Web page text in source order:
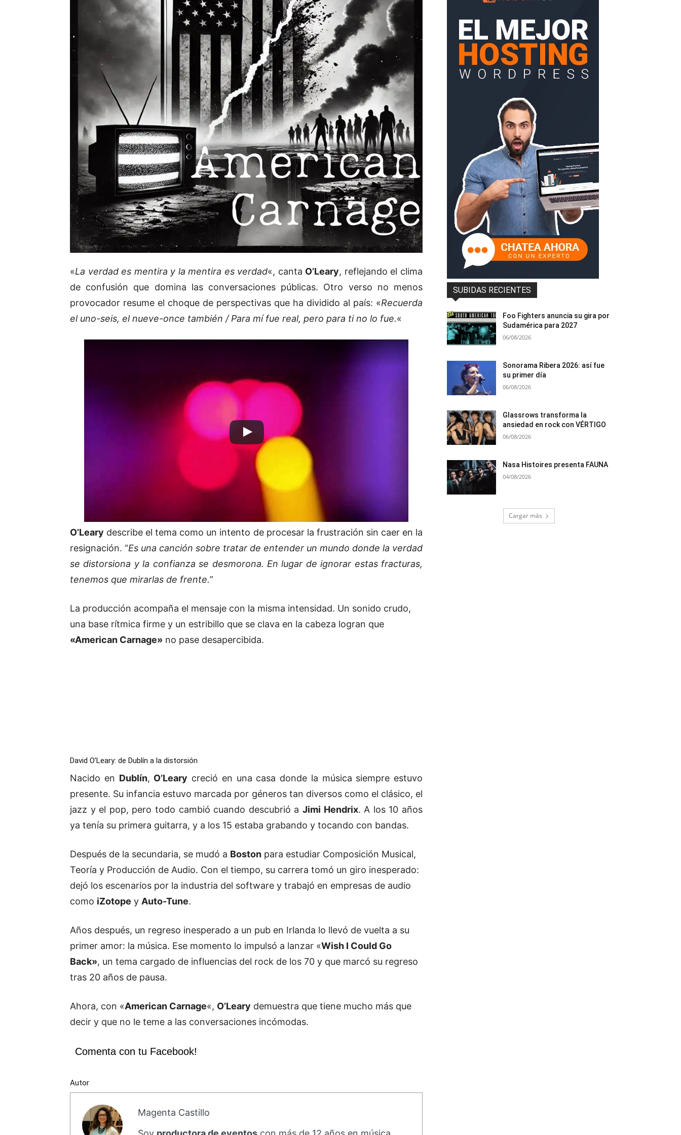
«La verdad es mentira y la mentira es verdad«, canta O’Leary, reflejando el clima
de confusión que domina las conversaciones públicas. Otro verso no menos
provocador resume el choque de perspectivas que ha dividido al país: «Recuerda
el uno-seis, el nueve-once también / Para mí fue real, pero para ti no lo fue.«
O’Leary describe el tema como un intento de procesar la frustración sin caer en la
resignación. “Es una canción sobre tratar de entender un mundo donde la verdad
se distorsiona y la confianza se desmorona. En lugar de ignorar estas fracturas,
tenemos que mirarlas de frente.”
La producción acompaña el mensaje con la misma intensidad. Un sonido crudo,
una base rítmica firme y un estribillo que se clava en la cabeza logran que
«American Carnage» no pase desapercibida.
David O’Leary: de Dublín a la distorsión
Nacido en Dublín, O’Leary creció en una casa donde la música siempre estuvo
presente. Su infancia estuvo marcada por géneros tan diversos como el clásico, el
jazz y el pop, pero todo cambió cuando descubrió a Jimi Hendrix. A los 10 años
ya tenía su primera guitarra, y a los 15 estaba grabando y tocando con bandas.
Después de la secundaria, se mudó a Boston para estudiar Composición Musical,
Teoría y Producción de Audio. Con el tiempo, su carrera tomó un giro inesperado:
dejó los escenarios por la industria del software y trabajó en empresas de audio
como iZotope y Auto-Tune.
Años después, un regreso inesperado a un pub en Irlanda lo llevó de vuelta a su
primer amor: la música. Ese momento lo impulsó a lanzar «Wish I Could Go
Back», un tema cargado de influencias del rock de los 70 y que marcó su regreso
tras 20 años de pausa.
Ahora, con «American Carnage«, O’Leary demuestra que tiene mucho más que
decir y que no le teme a las conversaciones incómodas.
Comenta con tu Facebook!
Autor
Magenta Castillo
SUBIDAS RECIENTES
Foo Fighters anuncia su gira por
Sudamérica para 2027
06/08/2026
Sonorama Ribera 2026: así fue
su primer día
06/08/2026
Glassrows transforma la
ansiedad en rock con VÉRTIGO
06/08/2026
Nasa Histoires presenta FAUNA
04/08/2026
Cargar más